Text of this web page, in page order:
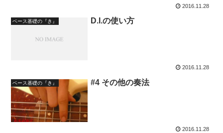
2016.11.28
ベース基礎の『き』 D.I.の使い方
2016.11.28
ベース基礎の『き』 #4 その他の奏法
2016.11.28